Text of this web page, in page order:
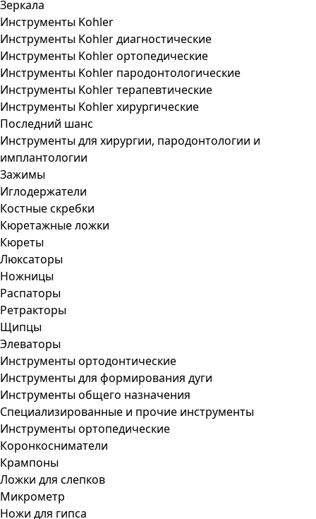
Зеркала
Инструменты Kohler
Инструменты Kohler диагностические
Инструменты Kohler ортопедические
Инструменты Kohler пародонтологические
Инструменты Kohler терапевтические
Инструменты Kohler хирургические
Последний шанс
Инструменты для хирургии, пародонтологии и
имплантологии
Зажимы
Иглодержатели
Костные скребки
Кюретажные ложки
Кюреты
Люксаторы
Ножницы
Распаторы
Ретракторы
Щипцы
Элеваторы
Инструменты ортодонтические
Инструменты для формирования дуги
Инструменты общего назначения
Специализированные и прочие инструменты
Инструменты ортопедические
Коронкосниматели
Крампоны
Ложки для слепков
Микрометр
Ножи для гипса